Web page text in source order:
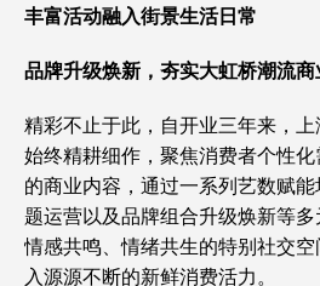
丰富活动融入街景生活日常
品牌升级焕新，夯实大虹桥潮流
精彩不止于此，自开业三年来，
始终精耕细作，聚焦消费者个性
的商业内容，通过一系列艺数赋
题运营以及品牌组合升级焕新等
情感共鸣、情绪共生的特别社交
入源源不断的新鲜消费活力。